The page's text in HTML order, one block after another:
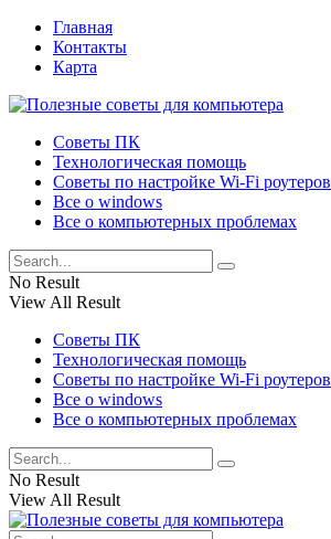
Главная
Контакты
Карта
Советы ПК
Технологическая помощь
Советы по настройке Wi-Fi роутеров
Все о windows
Все о компьютерных проблемах
No Result
View All Result
Советы ПК
Технологическая помощь
Советы по настройке Wi-Fi роутеров
Все о windows
Все о компьютерных проблемах
No Result
View All Result